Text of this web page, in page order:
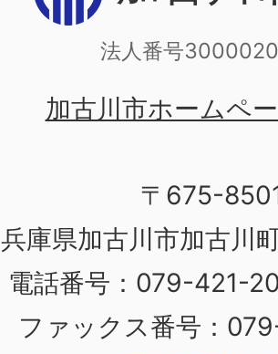
法人番号
加古川市ホームペ
〒675-
兵庫県加古川市加古川
電話番号：079-421-
ファックス番号：